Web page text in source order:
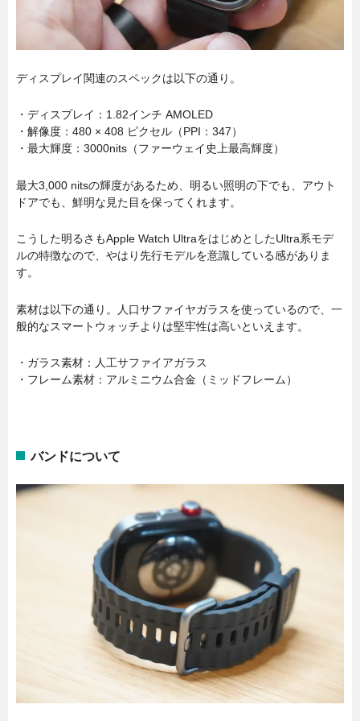
ディスプレイ関連のスペックは以下の通り。
・ディスプレイ：1.82インチ AMOLED
・解像度：480 × 408 ピクセル（PPI：347）
・最大輝度：3000nits（ファーウェイ史上最高輝度）
最大3,000 nitsの輝度があるため、明るい照明の下でも、アウト
ドアでも、鮮明な見た目を保ってくれます。
こうした明るさもApple Watch UltraをはじめとしたUltra系モデ
ルの特徴なので、やはり先行モデルを意識している感がありま
す。
素材は以下の通り。人口サファイヤガラスを使っているので、一
般的なスマートウォッチよりは堅牢性は高いといえます。
・ガラス素材：人工サファイアガラス
・フレーム素材：アルミニウム合金（ミッドフレーム）
バンドについて